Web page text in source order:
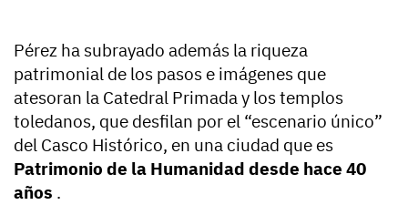
Pérez ha subrayado además la riqueza
patrimonial de los pasos e imágenes que
atesoran la Catedral Primada y los templos
toledanos, que desfilan por el “escenario único”
del Casco Histórico, en una ciudad que es
Patrimonio de la Humanidad desde hace 40
años .